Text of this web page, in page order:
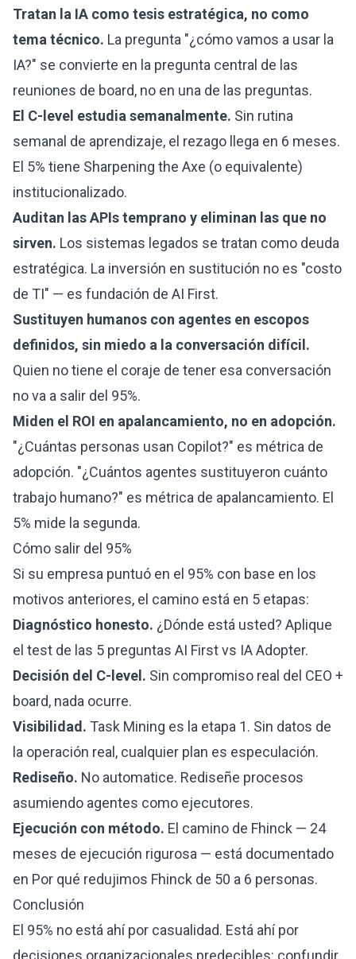
Tratan la IA como tesis estratégica, no como
tema técnico. La pregunta "¿cómo vamos a usar la
IA?" se convierte en la pregunta central de las
reuniones de board, no en una de las preguntas.
El C-level estudia semanalmente. Sin rutina
semanal de aprendizaje, el rezago llega en 6 meses.
El 5% tiene Sharpening the Axe (o equivalente)
institucionalizado.
Auditan las APIs temprano y eliminan las que no
sirven. Los sistemas legados se tratan como deuda
estratégica. La inversión en sustitución no es "costo
de TI" — es fundación de AI First.
Sustituyen humanos con agentes en escopos
definidos, sin miedo a la conversación difícil.
Quien no tiene el coraje de tener esa conversación
no va a salir del 95%.
Miden el ROI en apalancamiento, no en adopción.
"¿Cuántas personas usan Copilot?" es métrica de
adopción. "¿Cuántos agentes sustituyeron cuánto
trabajo humano?" es métrica de apalancamiento. El
5% mide la segunda.
Cómo salir del 95%
Si su empresa puntuó en el 95% con base en los
motivos anteriores, el camino está en 5 etapas:
Diagnóstico honesto. ¿Dónde está usted? Aplique
el test de las 5 preguntas AI First vs IA Adopter.
Decisión del C-level. Sin compromiso real del CEO +
board, nada ocurre.
Visibilidad. Task Mining es la etapa 1. Sin datos de
la operación real, cualquier plan es especulación.
Rediseño. No automatice. Rediseñe procesos
asumiendo agentes como ejecutores.
Ejecución con método. El camino de Fhinck — 24
meses de ejecución rigurosa — está documentado
en Por qué redujimos Fhinck de 50 a 6 personas.
Conclusión
El 95% no está ahí por casualidad. Está ahí por
decisiones organizacionales predecibles: confundir